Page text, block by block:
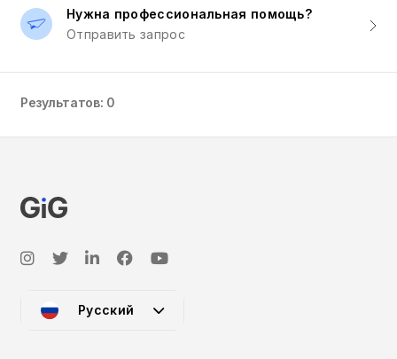
Нужна профессиональная помощь?
Отправить запрос
Результатов: 0
Русский